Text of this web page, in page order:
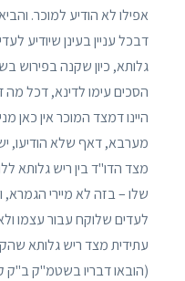
אפילו לא הודיע למוכר.
דבכל עניין בעינן שיודיע
גלותא, כיון שקנה בפירוש
הסכים עימו לדינא, דכל מה
היינו דמצד המוכר אין כאן
מערבא, דאף שלא הודיעו,
מצד הדו"ד בין ריש גלותא
שלו – בזה לא מיירי הגמרא,
לעדים שלוקח עבור עצמו
עתידית מצד ריש גלותא
(הובאו דבריו בשטמ"ק ב"ק